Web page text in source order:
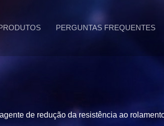
PERGUNTAS FREQUENTES
de redução da resistência ao